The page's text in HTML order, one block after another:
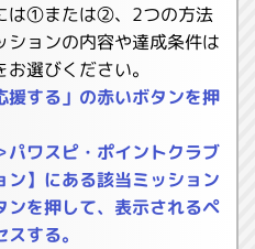
は①または②、2つの方法
ョンの内容や達成条件は
選びください。
する」の赤いボタンを押
ワスピ・ポイントクラブ
ン】にある該当ミッション
ンを押して、表示されるペ
する。